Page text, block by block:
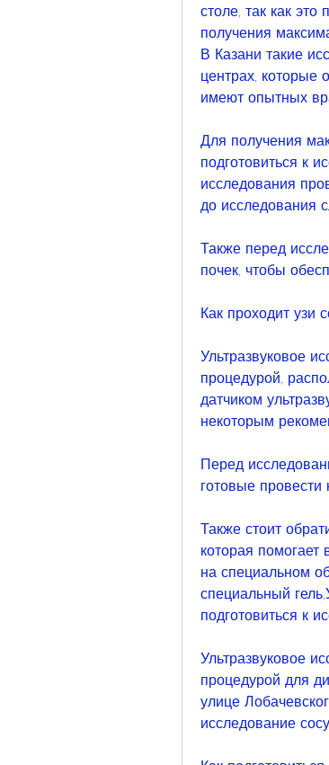
столе, так как
получения
В Казани такие
центрах, которые
имеют опытных
Для получения
подготовиться к
исследования
до исследования
Также перед
почек, чтобы
Как проходит узи
Ультразвуковое
процедурой,
датчиком
некоторым
Перед
готовые провести
Также стоит
которая помогает
на специальном
специальный
подготовиться к
Ультразвуковое
процедурой для
улице
исследование